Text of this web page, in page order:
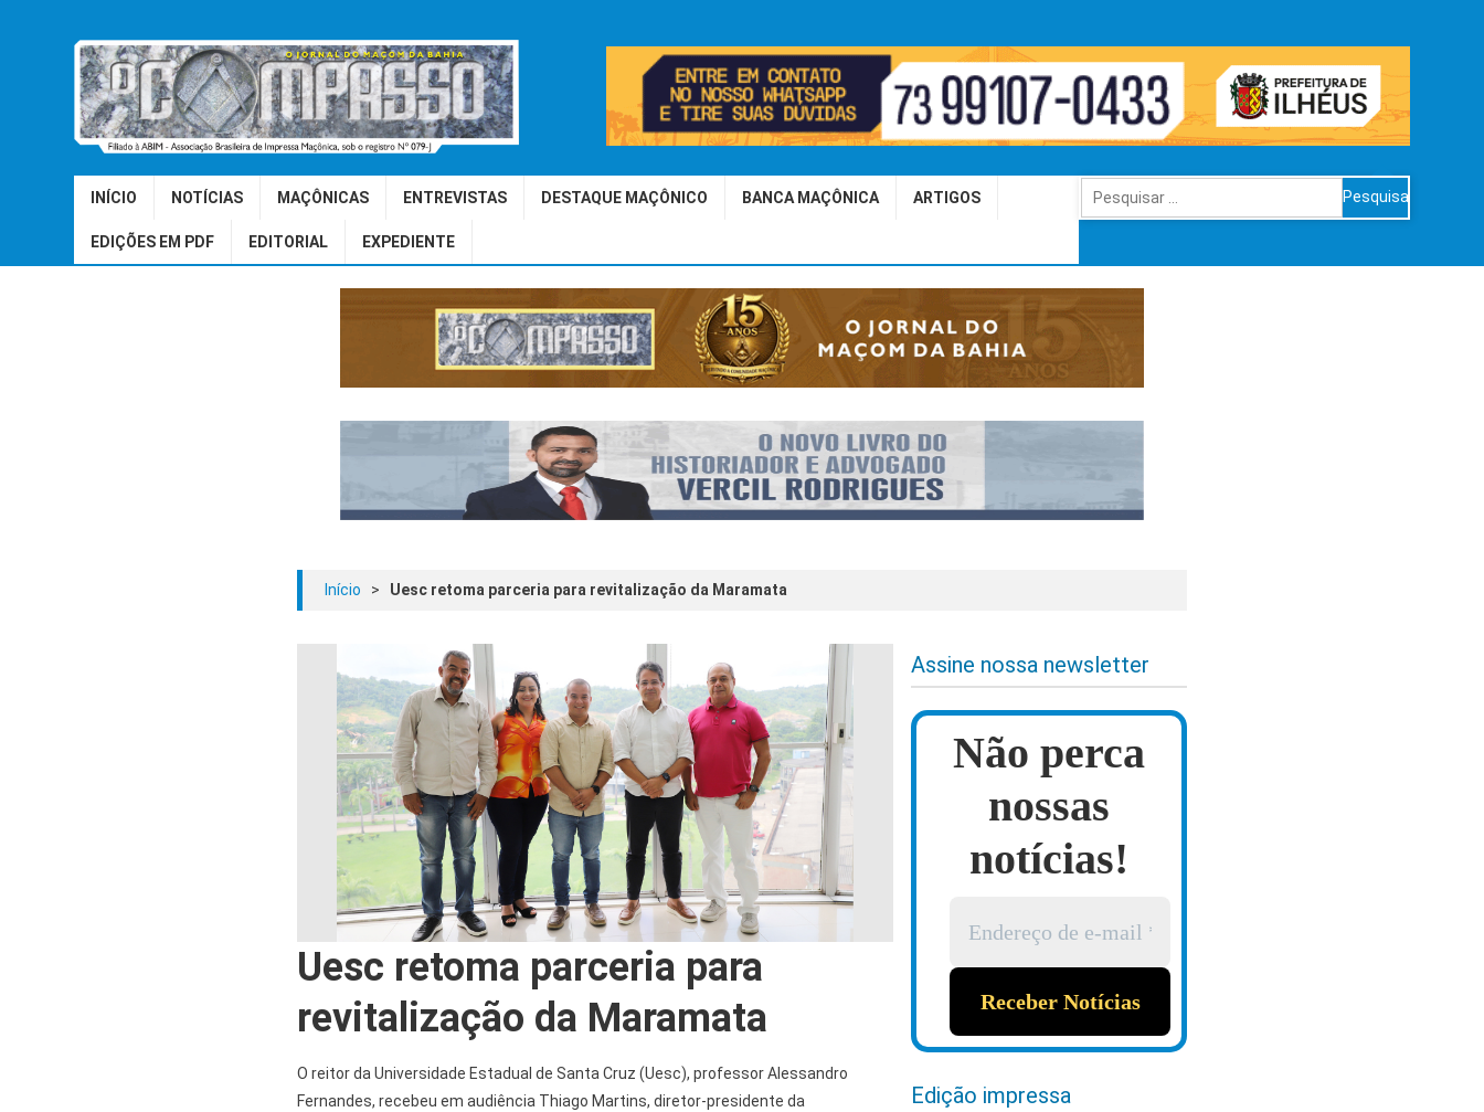
INÍCIO NOTÍCIAS MAÇÔNICAS ENTREVISTAS DESTAQUE MAÇÔNICO BANCA MAÇÔNICA ARTIGOS
EDIÇÕES EM PDF EDITORIAL EXPEDIENTE
Pesquisar
por:
Início > Uesc retoma parceria para revitalização da Maramata
Uesc retoma parceria para
revitalização da Maramata
O reitor da Universidade Estadual de Santa Cruz (Uesc), professor Alessandro
Fernandes, recebeu em audiência Thiago Martins, diretor-presidente da
Assine nossa newsletter
Não perca
nossas
notícias!
Edição impressa